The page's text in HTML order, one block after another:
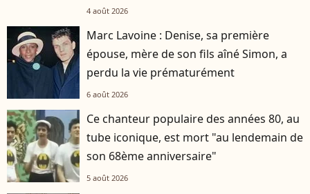
4 août 2026
Marc Lavoine : Denise, sa première
épouse, mère de son fils aîné Simon, a
perdu la vie prématurément
6 août 2026
Ce chanteur populaire des années 80, au
tube iconique, est mort "au lendemain de
son 68ème anniversaire"
5 août 2026